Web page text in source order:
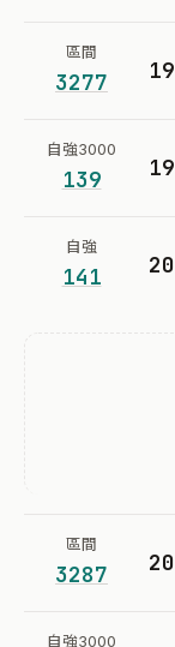
區間
3277
自強3000
139
自強
141
區間
3287
自強3000